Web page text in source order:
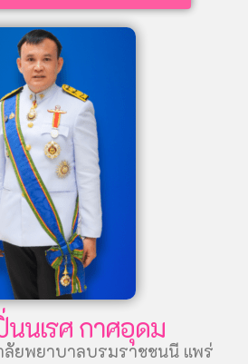
นนเรศ กาศอุดม
ลัยพยาบาลบรมราชชนนี แพร่